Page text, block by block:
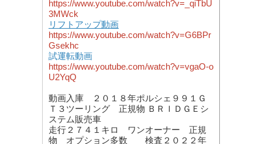
https://www.youtube.com/watch?v=_qiTbU
3MWck
リフトアップ動画
https://www.youtube.com/watch?v=G6BPr
Gsekhc
試運転動画
https://www.youtube.com/watch?v=vgaO-o
U2YqQ
動画入庫 ２０１８年ポルシェ９９１Ｇ
Ｔ３ツーリング 正規物 ＢＲＩＤＧＥシ
ステム販売車
走行２７４１キロ ワンオーナー 正規
物 オプション多数 検査２０２２年